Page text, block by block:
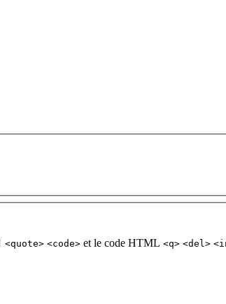
<quote> <code> et le code HTML <q> <del>